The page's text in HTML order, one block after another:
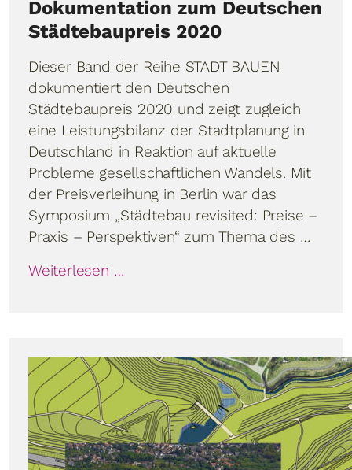
Dokumentation zum Deutschen
Städtebaupreis 2020
Dieser Band der Reihe STADT BAUEN
dokumentiert den Deutschen
Städtebaupreis 2020 und zeigt zugleich
eine Leistungsbilanz der Stadtplanung in
Deutschland in Reaktion auf aktuelle
Probleme gesellschaftlichen Wandels. Mit
der Preisverleihung in Berlin war das
Symposium „Städtebau revisited: Preise –
Praxis – Perspektiven“ zum Thema des …
Weiterlesen …